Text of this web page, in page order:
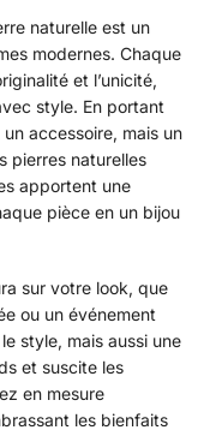
naturelle est un
modernes. Chaque
et l’unicité,
style. En portant
accessoire, mais un
pierres naturelles
apportent une
pièce en un bijou
sur votre look, que
ou un événement
style, mais aussi une
et suscite les
en mesure
les bienfaits